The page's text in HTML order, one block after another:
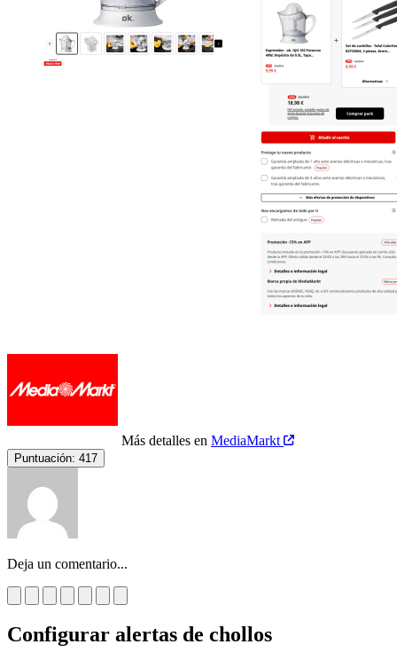
Más detalles en MediaMarkt
Puntuación: 417
Deja un comentario...
Configurar alertas de chollos